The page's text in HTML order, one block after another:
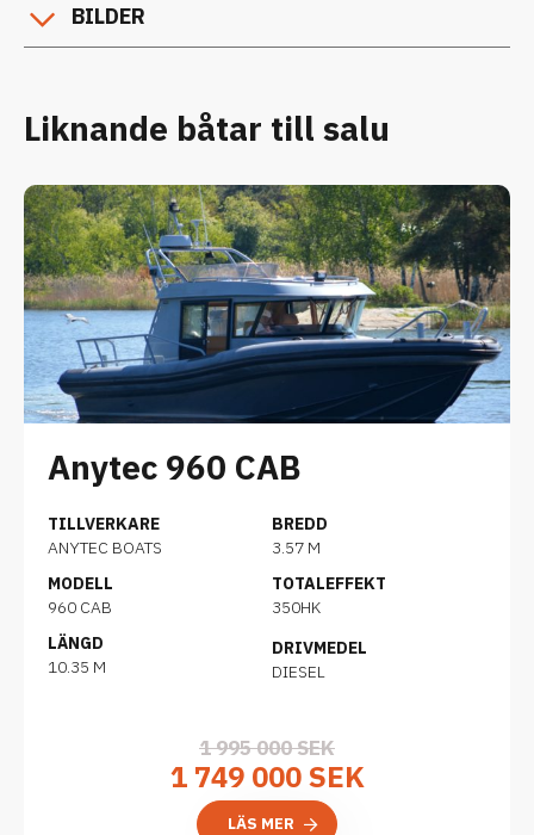
BILDER
Liknande båtar till salu
Anytec 960 CAB
TILLVERKARE
ANYTEC BOATS
MODELL
960 CAB
LÄNGD
10.35 M
BREDD
3.57 M
TOTALEFFEKT
350HK
DRIVMEDEL
DIESEL
1 995 000 SEK
1 749 000 SEK
LÄS MER